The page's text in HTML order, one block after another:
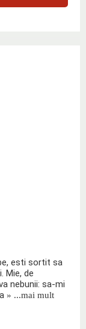
esti sortit sa
Mie, de
nebunii: sa-mi
» ...mai mult